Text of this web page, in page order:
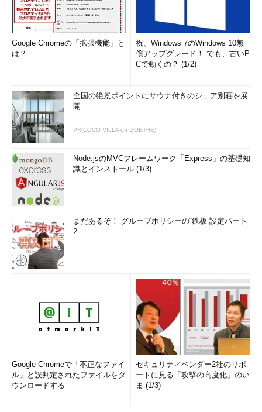
Google Chromeの「拡張機能」と
は？
祝、Windows 7のWindows 10無
償アップグレード！ でも、古いP
Cで動くの？ (1/2)
全国の絶景ポイントにサウナ付きのシェア別荘を展
開
PR(COCO VILLA on GOETHE)
Node.jsのMVCフレームワーク「Express」の基礎知
識とインストール (1/3)
まだあるぞ！ グループポリシーの“鉄板”設定パート
2
Google Chromeで「不正なファイ
ル」と誤判定されたファイルをダ
ウンロードする
セキュリティベンダー2社のリポ
ートに見る「攻撃の高度化」のい
ま (1/3)